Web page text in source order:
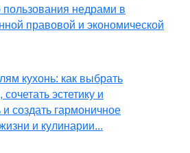
пользования недрами в
правовой и экономической
кухонь: как выбрать
эстетику и
создать гармоничное
и кулинарии...